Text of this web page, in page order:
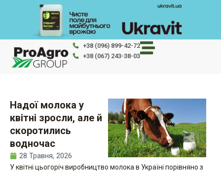
+38 (096) 899-42-72
+38 (067) 243-38-03
Надої молока у
квітні зросли, але й
скоротились
водночас
28 Травня, 2026
У квітні цьогоріч виробництво молока в Україні порівняно з